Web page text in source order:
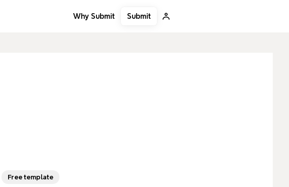
Why Submit Submit
Free template